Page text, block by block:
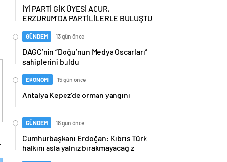
İYİ PARTİ GİK ÜYESİ ACUR,
ERZURUM’DA PARTİLİLERLE BULUŞTU
GÜNDEM 13 gün önce
DAGC’nin “Doğu’nun Medya Oscarları”
sahiplerini buldu
EKONOMİ 15 gün önce
Antalya Kepez’de orman yangını
GÜNDEM 18 gün önce
Cumhurbaşkanı Erdoğan: Kıbrıs Türk
halkını asla yalnız bırakmayacağız